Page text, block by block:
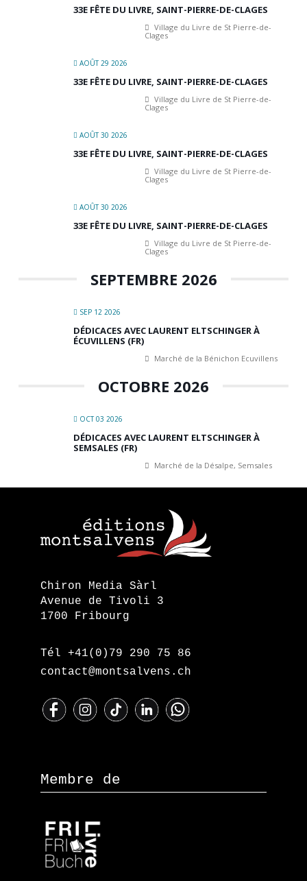
33E FÊTE DU LIVRE, SAINT-PIERRE-DE-CLAGES
Village du Livre de St Pierre-de-
Clages
AOÛT 29 2026
33E FÊTE DU LIVRE, SAINT-PIERRE-DE-CLAGES
Village du Livre de St Pierre-de-
Clages
AOÛT 30 2026
33E FÊTE DU LIVRE, SAINT-PIERRE-DE-CLAGES
Village du Livre de St Pierre-de-
Clages
AOÛT 30 2026
33E FÊTE DU LIVRE, SAINT-PIERRE-DE-CLAGES
Village du Livre de St Pierre-de-
Clages
SEPTEMBRE 2026
SEP 12 2026
DÉDICACES AVEC LAURENT ELTSCHINGER À
ÉCUVILLENS (FR)
Marché de la Bénichon Ecuvillens
OCTOBRE 2026
OCT 03 2026
DÉDICACES AVEC LAURENT ELTSCHINGER À
SEMSALES (FR)
Marché de la Désalpe, Semsales
Chiron Media Sàrl
Avenue de Tivoli 3
1700 Fribourg
Tél +41(0)79 290 75 86
contact@montsalvens.ch
Membre de